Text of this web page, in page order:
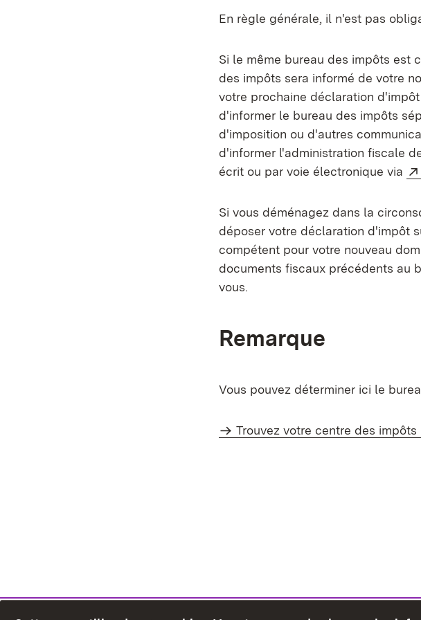
En règle générale, il n'est pas
Si le même bureau des impôts est
des impôts sera informé de votre
votre prochaine déclaration
d'informer le bureau des impôts
d'imposition ou d'autres
d'informer l'administration fiscale
écrit ou par voie électronique via
Si vous déménagez dans la
déposer votre déclaration d'impôt
compétent pour votre nouveau
documents fiscaux précédents au
vous.
Remarque
Vous pouvez déterminer ici le
Trouvez votre centre des